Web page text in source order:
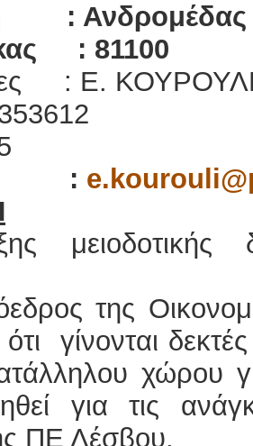
νση :
: 81100
: Ε.
: e.kourouli
μειοδοτικής
της
ότι γίνονται
χώρου
για τις
ΠΕ Λέσβου.